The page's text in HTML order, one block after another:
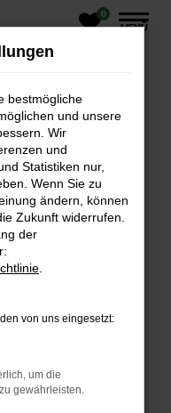
0
MENÜ
können:
UND DEINE
bestmögliche
und unsere
Wir
und
Statistiken nur,
Wenn Sie zu
ändern, können
Zukunft widerrufen.
der
von uns eingesetzt:
um die
gewährleisten.